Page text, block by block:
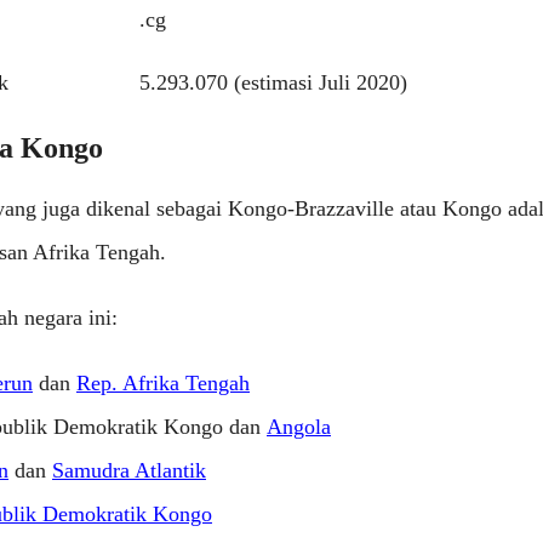
.cg
5.293.070 (estimasi Juli 2020)
Kongo
juga dikenal sebagai Kongo-Brazzaville atau Kongo
Afrika Tengah.
negara ini:
dan Rep. Afrika Tengah
Demokratik Kongo dan Angola
dan Samudra Atlantik
Demokratik Kongo